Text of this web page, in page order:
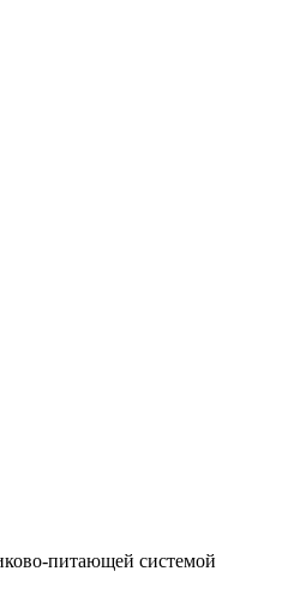
питающей системой